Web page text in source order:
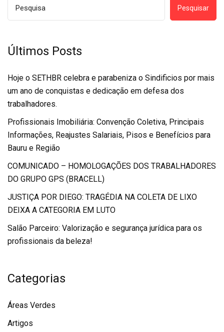
Pesquisar
Últimos Posts
Hoje o SETHBR celebra e parabeniza o Sindificios por mais
um ano de conquistas e dedicação em defesa dos
trabalhadores.
Profissionais Imobiliária: Convenção Coletiva, Principais
Informações, Reajustes Salariais, Pisos e Benefícios para
Bauru e Região
COMUNICADO – HOMOLOGAÇÕES DOS TRABALHADORES
DO GRUPO GPS (BRACELL)
JUSTIÇA POR DIEGO: TRAGÉDIA NA COLETA DE LIXO
DEIXA A CATEGORIA EM LUTO
Salão Parceiro: Valorização e segurança jurídica para os
profissionais da beleza!
Categorias
Áreas Verdes
Artigos